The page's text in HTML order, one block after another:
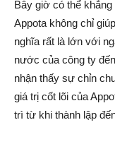
Bây giờ có thể
Appota không chỉ
nghĩa rất là lớn với
nước của công ty
nhận thấy sự chỉn
giá trị cốt lõi của
trì từ khi thành lập